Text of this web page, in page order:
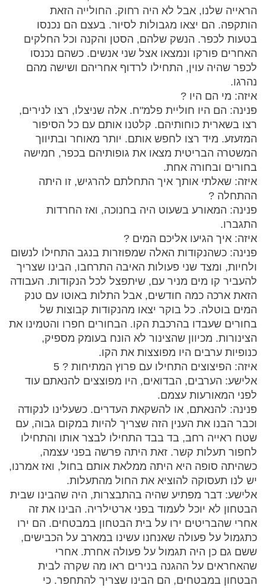
הראייה שלנו, אבל לא היה רחוק. החולייה הזאת
הותקפה. הם יצאו מגבולות לסיור. בעצם הם נכנסו
בטעות לכפר. הנשק שלהם, הסטן והקנה וכל החלקים
האחרים פורקו ונמצאו אצל שני אנשים. כשהם נכנסו
לכפר שהיה עוין, התחילו לרדוף אחריהם ושישה מהם
נהרגו.
איזה: מי הם היו ?
פנינה: הם היו חוליית פלמ"ח. אלה שניצלו, רצו לנירים,
רצו בשארית כוחותיהם. קלטנו אותם עם כל הסיפור
המזעזע. מיד רצו לחפש אותם. יותר מאוחר ובתיווך
המשטרה הבריטית מצאו את גופותיהם בכפר, חמישה
בחורים ובחורה אחת.
איזה: שאלתי אותך איך התחלתם להרגיש, זו היתה
ההתחלה ?
פנינה: המאורע בשעוט היה בחנוכה, ואז החרדות
התגברו.
איזה: איך הגיעו אליכם המים ?
פנינה: כשהנקודות האלה שמפוזרות בנגב התחילו לנשום
ולחיות, ומצד שני פעולות האיבה התרחבו, הבינו שצריך
להעביר קו מים מניר עם, שיתפצל לכל הנקודות. העבודה
הזאת ארכה כמה חודשים, אבל התלות באוטו עם טנק
המים בוטלה. כל בוקר יצאו מהנקודות קבוצות של
בחורים שעבדו בהרכבת הקו. הבחורים חפרו והטמינו את
הצינורות. מכיוון שהצינור לא הונח בעומק מספיק,
כנופיות ערבים היו מפוצצות את הקו.
איזה: הפיצוצים התחילו עם פרוץ המתיחות ? 5
אלישע: הערבים, הבדואים, היו מפוצצים להנאתם עוד
לפני המאורעות עצמם.
פנינה: להנאתם, או להשקאת העדרים. כשעלינו לנקודה
וכבר הבנו את הענין הזה שצריך להיות במקום גבוה, עם
שטח ראייה רחב, בד בבד התחילו לבצר אותו והתחילו
לחפור תעלות קשר. זאת היתה פרשה בפני עצמה,
כשהיתה סופה היא היתה ממלאת אותם בחול, ואז אמרנו,
יש לנו תעסוקה להוציא את החול מהתעלות.
אלישע: דבר מפתיע שהיה בהתבצרות, היה שהבינו שבית
הבטחון לא יוכל לעמוד בפני ארטילריה. הבינו את זה
אחרי שהבריטים ירו על בית הבטחון במבטחים. הם ירו
כתגמול על פעולה שאנחנו עשינו במארב על הכבישים,
ששם גם כן היה תגמול על פעולה אחרת. אחרי
שהאחראים על ההגנה בנירים ראו מה שקרה לבית
הבטחון במבטחים, הם הבינו שצריך להתחפר. כי